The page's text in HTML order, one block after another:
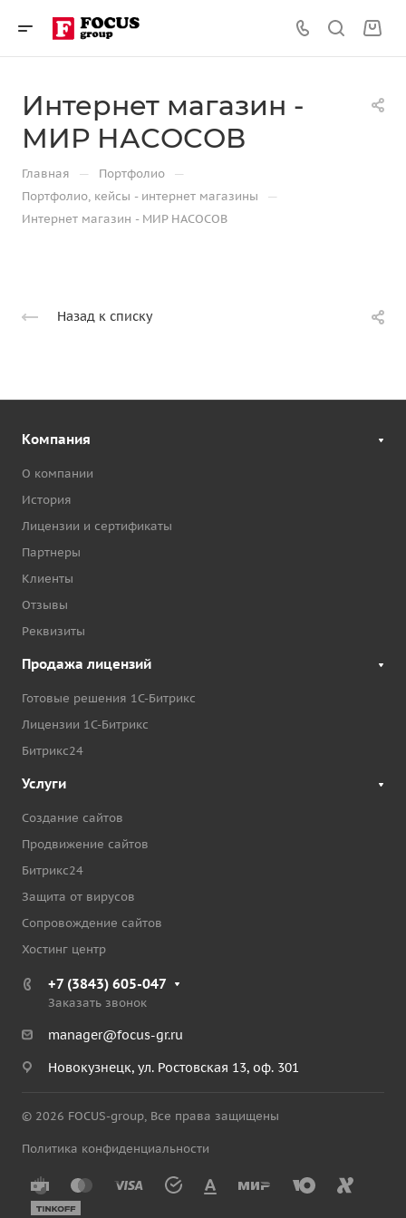
Интернет магазин -
МИР НАСОСОВ
Главная — Портфолио —
Портфолио, кейсы - интернет магазины —
Интернет магазин - МИР НАСОСОВ
Назад к списку
Компания
О компании
История
Лицензии и сертификаты
Партнеры
Клиенты
Отзывы
Реквизиты
Продажа лицензий
Готовые решения 1С-Битрикс
Лицензии 1С-Битрикс
Битрикс24
Услуги
Создание сайтов
Продвижение сайтов
Битрикс24
Защита от вирусов
Сопровождение сайтов
Хостинг центр
+7 (3843) 605-047
Заказать звонок
manager@focus-gr.ru
Новокузнецк, ул. Ростовская 13, оф. 301
© 2026 FOCUS-group, Все права защищены
Политика конфиденциальности